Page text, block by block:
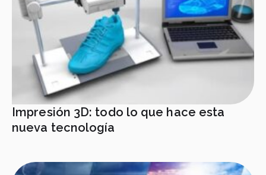
Impresión 3D: todo lo que hace esta
nueva tecnología